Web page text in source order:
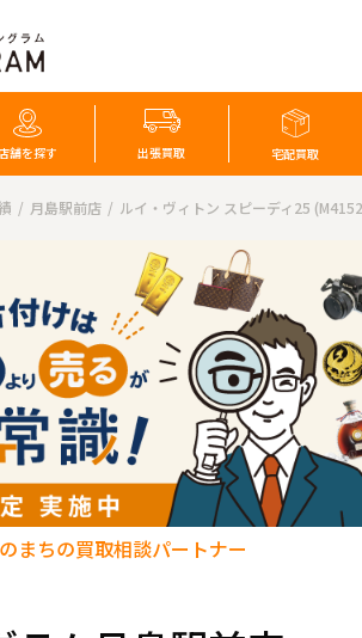
舗を探す 出張買取 宅配買取
月島駅前店 ルイ・ヴィトン スピーディ25
まちの買取相談パートナー